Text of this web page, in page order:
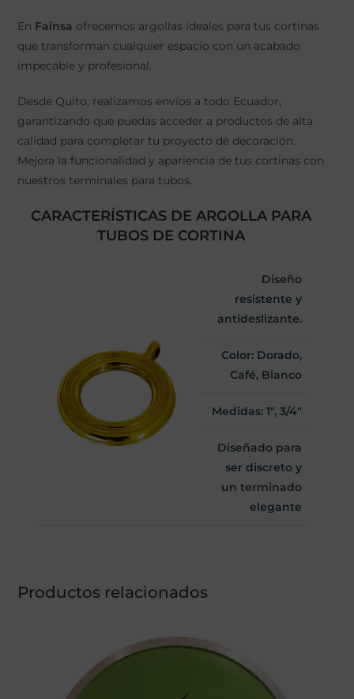
En Fainsa ofrecemos argollas ideales para tus cortinas
que transforman cualquier espacio con un acabado
impecable y profesional.
Desde Quito, realizamos envíos a todo Ecuador,
garantizando que puedas acceder a productos de alta
calidad para completar tu proyecto de decoración.
Mejora la funcionalidad y apariencia de tus cortinas con
nuestros terminales para tubos.
CARACTERÍSTICAS DE ARGOLLA PARA
TUBOS DE CORTINA
Diseño
resistente y
antideslizante.
Color: Dorado,
Café, Blanco
Medidas: 1", 3/4"
Diseñado para
ser discreto y
un terminado
elegante
Productos relacionados